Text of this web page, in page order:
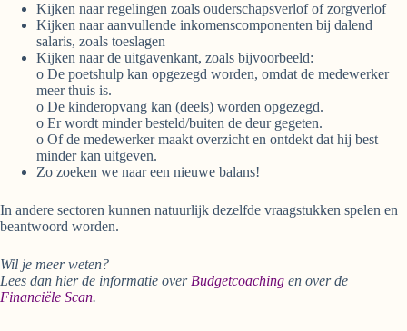
Kijken naar regelingen zoals ouderschapsverlof of zorgverlof
Kijken naar aanvullende inkomenscomponenten bij dalend
salaris, zoals toeslagen
Kijken naar de uitgavenkant, zoals bijvoorbeeld:
o De poetshulp kan opgezegd worden, omdat de medewerker
meer thuis is.
o De kinderopvang kan (deels) worden opgezegd.
o Er wordt minder besteld/buiten de deur gegeten.
o Of de medewerker maakt overzicht en ontdekt dat hij best
minder kan uitgeven.
Zo zoeken we naar een nieuwe balans!
In andere sectoren kunnen natuurlijk dezelfde vraagstukken spelen en
beantwoord worden.
Wil je meer weten?
Lees dan hier de informatie over Budgetcoaching en over de
Financiële Scan.